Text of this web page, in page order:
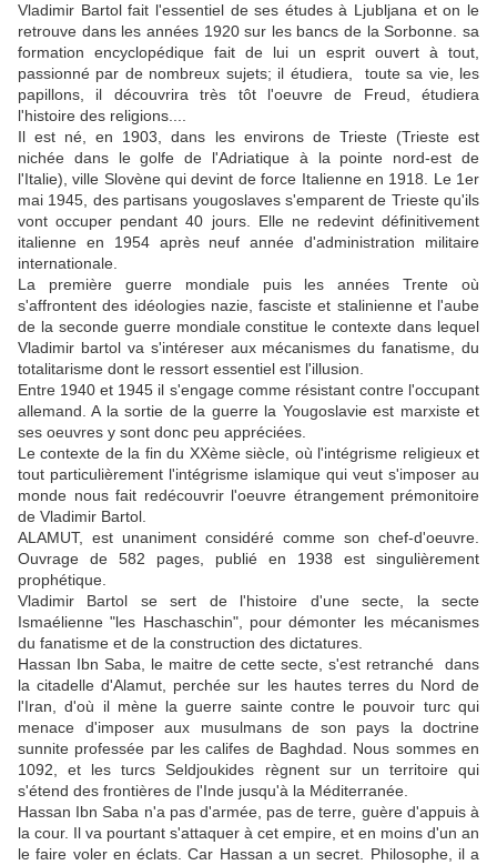
Vladimir Bartol fait l'essentiel de ses études à Ljubljana et on le
retrouve dans les années 1920 sur les bancs de la Sorbonne. sa
formation encyclopédique fait de lui un esprit ouvert à tout,
passionné par de nombreux sujets; il étudiera, toute sa vie, les
papillons, il découvrira très tôt l'oeuvre de Freud, étudiera
l'histoire des religions....
Il est né, en 1903, dans les environs de Trieste (Trieste est
nichée dans le golfe de l'Adriatique à la pointe nord-est de
l'Italie), ville Slovène qui devint de force Italienne en 1918. Le 1er
mai 1945, des partisans yougoslaves s'emparent de Trieste qu'ils
vont occuper pendant 40 jours. Elle ne redevint définitivement
italienne en 1954 après neuf année d'administration militaire
internationale.
La première guerre mondiale puis les années Trente où
s'affrontent des idéologies nazie, fasciste et stalinienne et l'aube
de la seconde guerre mondiale constitue le contexte dans lequel
Vladimir bartol va s'intéreser aux mécanismes du fanatisme, du
totalitarisme dont le ressort essentiel est l'illusion.
Entre 1940 et 1945 il s'engage comme résistant contre l'occupant
allemand. A la sortie de la guerre la Yougoslavie est marxiste et
ses oeuvres y sont donc peu appréciées.
Le contexte de la fin du XXème siècle, où l'intégrisme religieux et
tout particulièrement l'intégrisme islamique qui veut s'imposer au
monde nous fait redécouvrir l'oeuvre étrangement prémonitoire
de Vladimir Bartol.
ALAMUT, est unaniment considéré comme son chef-d'oeuvre.
Ouvrage de 582 pages, publié en 1938 est singulièrement
prophétique.
Vladimir Bartol se sert de l'histoire d'une secte, la secte
Ismaélienne "les Haschaschin", pour démonter les mécanismes
du fanatisme et de la construction des dictatures.
Hassan Ibn Saba, le maitre de cette secte, s'est retranché dans
la citadelle d'Alamut, perchée sur les hautes terres du Nord de
l'Iran, d'où il mène la guerre sainte contre le pouvoir turc qui
menace d'imposer aux musulmans de son pays la doctrine
sunnite professée par les califes de Baghdad. Nous sommes en
1092, et les turcs Seldjoukides règnent sur un territoire qui
s'étend des frontières de l'Inde jusqu'à la Méditerranée.
Hassan Ibn Saba n'a pas d'armée, pas de terre, guère d'appuis à
la cour. Il va pourtant s'attaquer à cet empire, et en moins d'un an
le faire voler en éclats. Car Hassan a un secret. Philosophe, il a